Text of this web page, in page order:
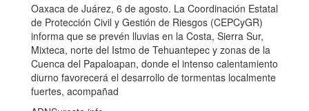
Oaxaca de Juárez, 6 de agosto. La Coordinación Estatal
de Protección Civil y Gestión de Riesgos (CEPCyGR)
informa que se prevén lluvias en la Costa, Sierra Sur,
Mixteca, norte del Istmo de Tehuantepec y zonas de la
Cuenca del Papaloapan, donde el intenso calentamiento
diurno favorecerá el desarrollo de tormentas localmente
fuertes, acompañad